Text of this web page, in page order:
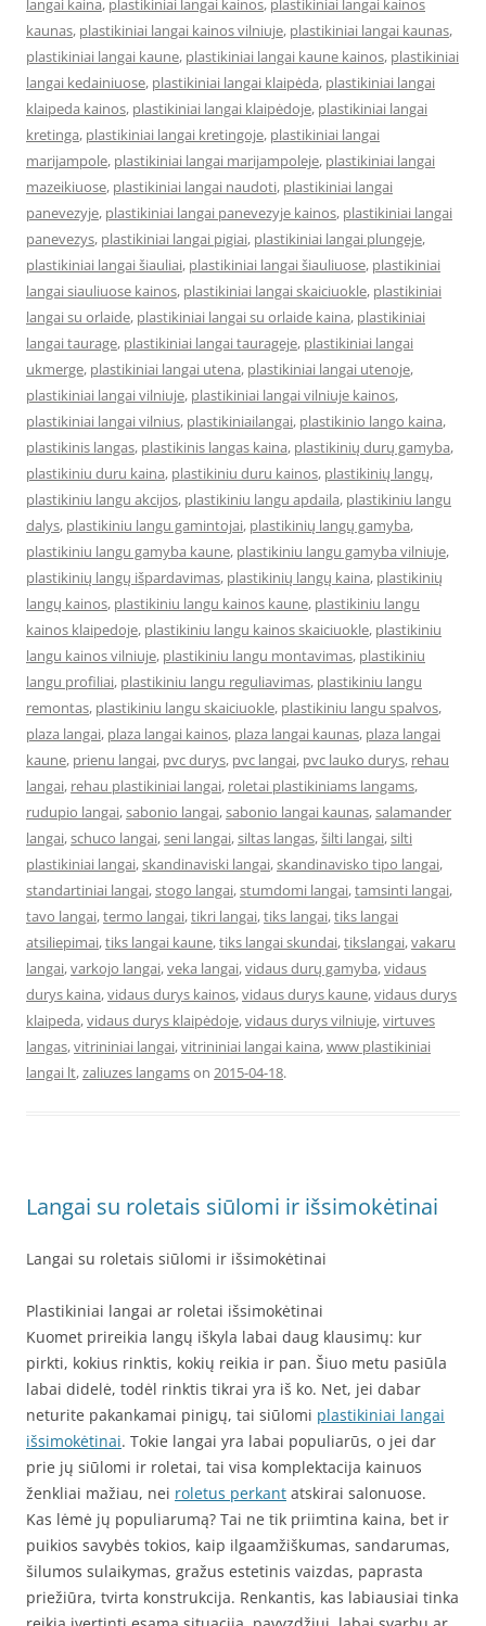
langai kaina, plastikiniai langai kainos, plastikiniai langai kainos
kaunas, plastikiniai langai kainos vilniuje, plastikiniai langai kaunas,
plastikiniai langai kaune, plastikiniai langai kaune kainos, plastikiniai
langai kedainiuose, plastikiniai langai klaipėda, plastikiniai langai
klaipeda kainos, plastikiniai langai klaipėdoje, plastikiniai langai
kretinga, plastikiniai langai kretingoje, plastikiniai langai
marijampole, plastikiniai langai marijampoleje, plastikiniai langai
mazeikiuose, plastikiniai langai naudoti, plastikiniai langai
panevezyje, plastikiniai langai panevezyje kainos, plastikiniai langai
panevezys, plastikiniai langai pigiai, plastikiniai langai plungeje,
plastikiniai langai šiauliai, plastikiniai langai šiauliuose, plastikiniai
langai siauliuose kainos, plastikiniai langai skaiciuokle, plastikiniai
langai su orlaide, plastikiniai langai su orlaide kaina, plastikiniai
langai taurage, plastikiniai langai taurageje, plastikiniai langai
ukmerge, plastikiniai langai utena, plastikiniai langai utenoje,
plastikiniai langai vilniuje, plastikiniai langai vilniuje kainos,
plastikiniai langai vilnius, plastikiniailangai, plastikinio lango kaina,
plastikinis langas, plastikinis langas kaina, plastikinių durų gamyba,
plastikiniu duru kaina, plastikiniu duru kainos, plastikinių langų,
plastikiniu langu akcijos, plastikiniu langu apdaila, plastikiniu langu
dalys, plastikiniu langu gamintojai, plastikinių langų gamyba,
plastikiniu langu gamyba kaune, plastikiniu langu gamyba vilniuje,
plastikinių langų išpardavimas, plastikinių langų kaina, plastikinių
langų kainos, plastikiniu langu kainos kaune, plastikiniu langu
kainos klaipedoje, plastikiniu langu kainos skaiciuokle, plastikiniu
langu kainos vilniuje, plastikiniu langu montavimas, plastikiniu
langu profiliai, plastikiniu langu reguliavimas, plastikiniu langu
remontas, plastikiniu langu skaiciuokle, plastikiniu langu spalvos,
plaza langai, plaza langai kainos, plaza langai kaunas, plaza langai
kaune, prienu langai, pvc durys, pvc langai, pvc lauko durys, rehau
langai, rehau plastikiniai langai, roletai plastikiniams langams,
rudupio langai,sabonio langai,sabonio langai kaunas,salamander
langai,schuco langai,seni langai,siltas langas,šilti langai,silti
plastikiniai langai,skandinaviski langai,skandinavisko tipo langai,
standartiniai langai,stogo langai,stumdomi langai,tamsinti langai,
tavo langai,termo langai,tikri langai,tiks langai,tiks langai
atsiliepimai,tiks langai kaune,tiks langai skundai,tikslangai,vakaru
langai,varkojo langai,veka langai,vidaus durų gamyba,vidaus
durys kaina,vidaus durys kainos,vidaus durys kaune,vidaus durys
klaipeda,vidaus durys klaipėdoje,vidaus durys vilniuje,virtuves
langas,vitrininiai langai,vitrininiai langai kaina,www plastikiniai
langai lt,zaliuzes langamson 2015-04-18.
Langai su roletais siūlomi ir išsimokėtinai
Langai su roletais siūlomi ir išsimokėtinai
Plastikiniai langai ar roletai išsimokėtinai
Kuomet prireikia langų iškyla labai daug klausimų: kur
pirkti, kokius rinktis, kokių reikia ir pan. Šiuo metu pasiūla
labai didelė, todėl rinktis tikrai yra iš ko. Net, jei dabar
neturite pakankamai pinigų, tai siūlomi plastikiniai langai
išsimokėtinai. Tokie langai yra labai populiarūs, o jei dar
prie jų siūlomi ir roletai, tai visa komplektacija kainuos
ženkliai mažiau, nei roletus perkant atskirai salonuose.
Kas lėmė jų populiarumą? Tai ne tik priimtina kaina, bet ir
puikios savybės tokios, kaip ilgaamžiškumas, sandarumas,
šilumos sulaikymas, gražus estetinis vaizdas, paprasta
priežiūra, tvirta konstrukcija. Renkantis, kas labiausiai tinka